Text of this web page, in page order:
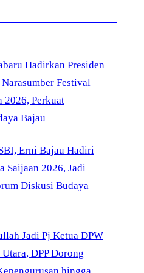
k
Hadirkan Presiden
Festival
2026, Perkuat
Bajau
Erni Bajau Hadiri
Saijaan 2026, Jadi
Diskusi Budaya
Jadi Pj Ketua DPW
DPP Dorong